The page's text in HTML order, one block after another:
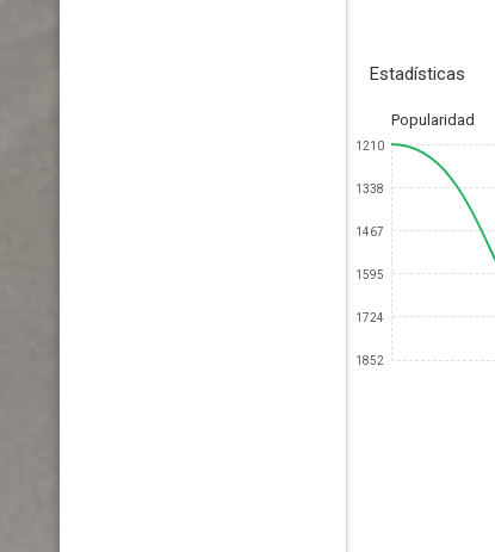
Estadísticas
Popularidad
1210
1338
1467
1595
1724
1852